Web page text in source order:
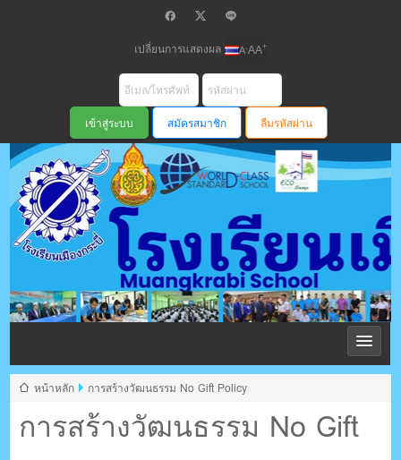
เปลี่ยนการแสดงผล A-AA+
สมัครสมาชิก ลืมรหัสผ่าน
โรงเรียนเมือง
กระบี่ สพม
ตรัง กระบี่
การสร้างวัฒนธรรม No Gift
หน้าหลัก การสร้างวัฒนธรรม No Gift Policy